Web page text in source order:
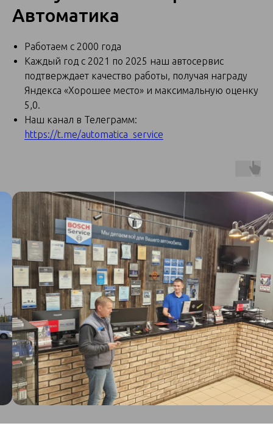
Автоматика
Работаем с 2000 года
Каждый год с 2021 по 2025 наш автосервис
подтверждает качество работы, получая награду
Яндекса «Хорошее место» и максимальную оценку
5,0.
Наш канал в Телеграмм:
https://t.me/automatica_service